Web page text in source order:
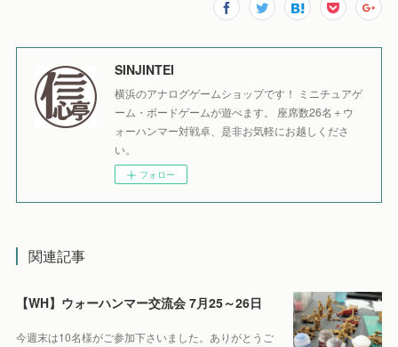
SINJINTEI
横浜のアナログゲームショップです！ ミニチュアゲ
ーム・ボードゲームが遊べます。 座席数26名＋ウ
ォーハンマー対戦卓、是非お気軽にお越しくださ
い。
フォロー
関連記事
【WH】ウォーハンマー交流会 7月25～26日
今週末は10名様がご参加下さいました。ありがとうご